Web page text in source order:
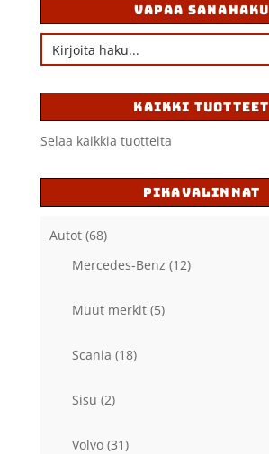
VAPAA SANAHAKU
KAIKKI TUOTTEET
Selaa kaikkia tuotteita
PIKAVALINNAT
Autot (68)
Mercedes-Benz (12)
Muut merkit (5)
Scania (18)
Sisu (2)
Volvo (31)